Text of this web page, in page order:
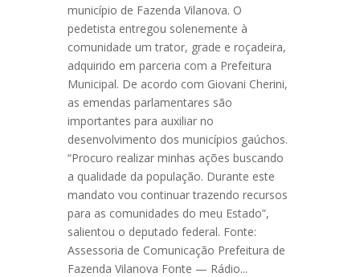
município de Fazenda Vilanova. O
pedetista entregou solenemente à
comunidade um trator, grade e roçadeira,
adquirido em parceria com a Prefeitura
Municipal. De acordo com Giovani Cherini,
as emendas parlamentares são
importantes para auxiliar no
desenvolvimento dos municípios gaúchos.
“Procuro realizar minhas ações buscando
a qualidade da população. Durante este
mandato vou continuar trazendo recursos
para as comunidades do meu Estado”,
salientou o deputado federal. Fonte:
Assessoria de Comunicação Prefeitura de
Fazenda Vilanova Fonte — Rádio...